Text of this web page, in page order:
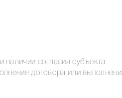
согласия субъекта
договора или